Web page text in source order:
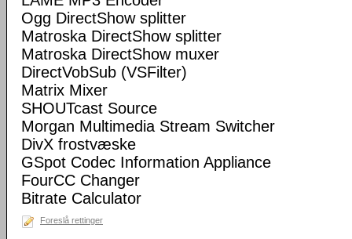
Ogg DirectShow splitter
Matroska DirectShow splitter
Matroska DirectShow muxer
DirectVobSub (VSFilter)
Matrix Mixer
SHOUTcast Source
Morgan Multimedia Stream Switcher
DivX frostvæske
GSpot Codec Information Appliance
FourCC Changer
Bitrate Calculator
Foreslå rettinger